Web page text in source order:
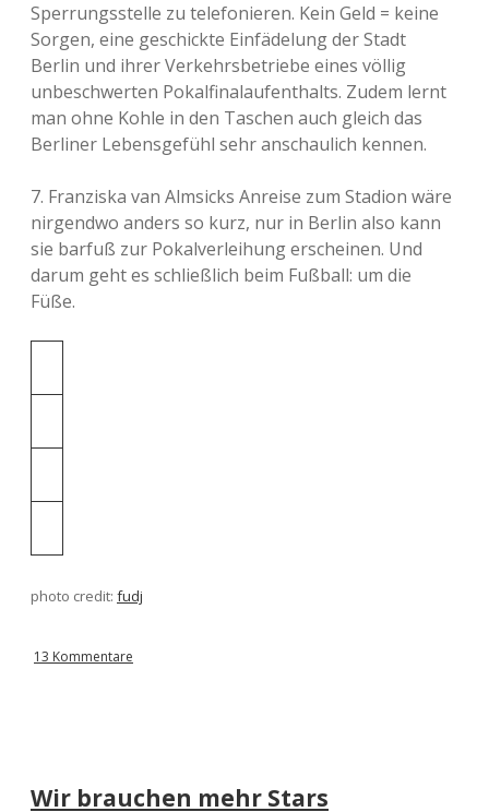
Sperrungsstelle zu telefonieren. Kein Geld = keine
Sorgen, eine geschickte Einfädelung der Stadt
Berlin und ihrer Verkehrsbetriebe eines völlig
unbeschwerten Pokalfinalaufenthalts. Zudem lernt
man ohne Kohle in den Taschen auch gleich das
Berliner Lebensgefühl sehr anschaulich kennen.
7. Franziska van Almsicks Anreise zum Stadion wäre
nirgendwo anders so kurz, nur in Berlin also kann
sie barfuß zur Pokalverleihung erscheinen. Und
darum geht es schließlich beim Fußball: um die
Füße.
photo credit: fudj
13 Kommentare
Wir brauchen mehr Stars